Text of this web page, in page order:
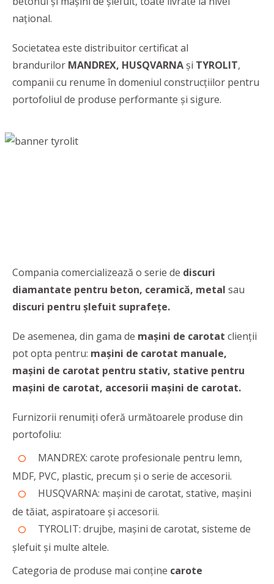
național.
Societatea este distribuitor certificat al
brandurilor MANDREX, HUSQVARNA și TYROLIT,
companii cu renume în domeniul construcțiilor pentru
portofoliul de produse performante și sigure.
Compania comercializează o serie de discuri
diamantate pentru beton, ceramică, metal sau
discuri pentru șlefuit suprafețe.
De asemenea, din gama de mașini de carotat clienții
pot opta pentru: mașini de carotat manuale,
mașini de carotat pentru stativ, stative pentru
mașini de carotat, accesorii mașini de carotat.
Furnizorii renumiți oferă următoarele produse din
portofoliu:
MANDREX: carote profesionale pentru lemn,
MDF, PVC, plastic, precum și o serie de accesorii.
HUSQVARNA: mașini de carotat, stative, mașini
de tăiat, aspiratoare și accesorii.
TYROLIT: drujbe, mașini de carotat, sisteme de
șlefuit și multe altele.
Categoria de produse mai conține carote